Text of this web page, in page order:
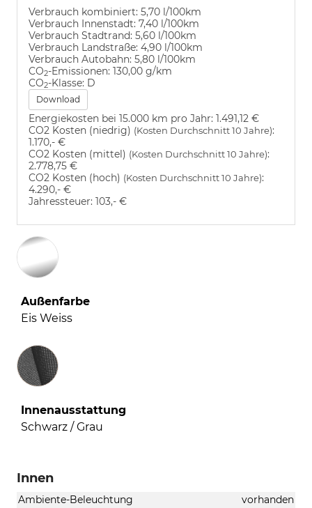
Verbrauch kombiniert: 5,70 l/100km
Verbrauch Innenstadt: 7,40 l/100km
Verbrauch Stadtrand: 5,60 l/100km
Verbrauch Landstraße: 4,90 l/100km
Verbrauch Autobahn: 5,80 l/100km
CO2-Emissionen: 130,00 g/km
CO2-Klasse: D
Download
Energiekosten bei 15.000 km pro Jahr: 1.491,12 €
CO2 Kosten (niedrig) (Kosten Durchschnitt 10 Jahre):
1.170,- €
CO2 Kosten (mittel) (Kosten Durchschnitt 10 Jahre):
2.778,75 €
CO2 Kosten (hoch) (Kosten Durchschnitt 10 Jahre):
4.290,- €
Jahressteuer: 103,- €
Außenfarbe
Eis Weiss
Innenausstattung
Innenausstattung
Schwarz / Grau
Innen
Ambiente-Beleuchtung vorhanden